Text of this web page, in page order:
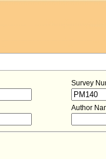
Survey
Author